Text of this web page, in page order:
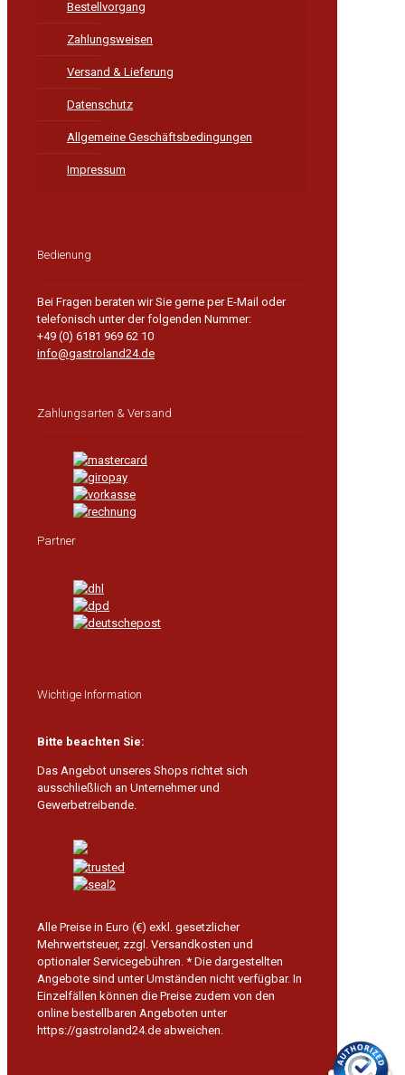
Bestellvorgang
Zahlungsweisen
Versand & Lieferung
Datenschutz
Allgemeine Geschäftsbedingungen
Impressum
Bedienung
Bei Fragen beraten wir Sie gerne per E-Mail oder
telefonisch unter der folgenden Nummer:
+49 (0) 6181 969 62 10
info@gastroland24.de
Zahlungsarten & Versand
Partner
Wichtige Information
Bitte beachten Sie:
Das Angebot unseres Shops richtet sich
ausschließlich an Unternehmer und
Gewerbetreibende.
Alle Preise in Euro (€) exkl. gesetzlicher
Mehrwertsteuer, zzgl. Versandkosten und
optionaler Servicegebühren. * Die dargestellten
Angebote sind unter Umständen nicht verfügbar. In
Einzelfällen können die Preise zudem von den
online bestellbaren Angeboten unter
https://gastroland24.de abweichen.